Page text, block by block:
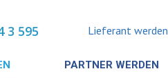
Lieferant werden
3 595
PARTNER WERDEN